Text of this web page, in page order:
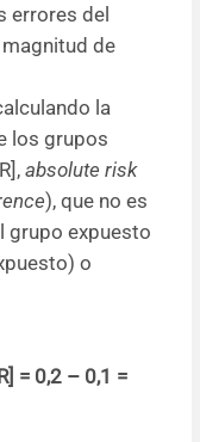
errores del
de
la
los grupos
absolute risk
), que no es
grupo expuesto
o
= 0,2 – 0,1 =